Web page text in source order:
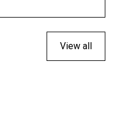
View all